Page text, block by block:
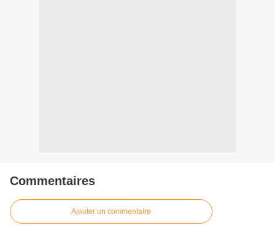
Commentaires
Ajouter un commentaire